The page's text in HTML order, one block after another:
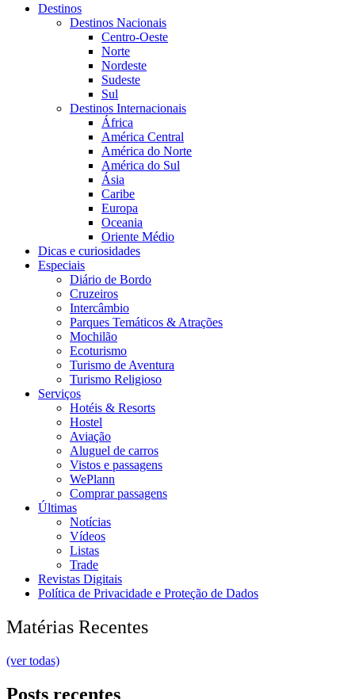
Destinos
Destinos Nacionais
Centro-Oeste
Norte
Nordeste
Sudeste
Sul
Destinos Internacionais
África
América Central
América do Norte
América do Sul
Ásia
Caribe
Europa
Oceania
Oriente Médio
Dicas e curiosidades
Especiais
Diário de Bordo
Cruzeiros
Intercâmbio
Parques Temáticos & Atrações
Mochilão
Ecoturismo
Turismo de Aventura
Turismo Religioso
Serviços
Hotéis & Resorts
Hostel
Aviação
Aluguel de carros
Vistos e passagens
WePlann
Comprar passagens
Últimas
Notícias
Vídeos
Listas
Trade
Revistas Digitais
Política de Privacidade e Proteção de Dados
Matérias Recentes
(ver todas)
Posts recentes